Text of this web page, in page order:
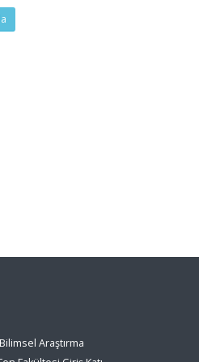
Araştırma